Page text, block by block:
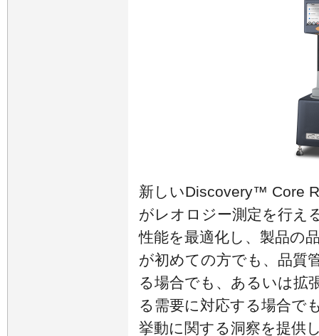
新しいDiscovery™ Core
がレオロジー測定を行え
性能を最適化し、製品の
が初めての方でも、品質
る場合でも、あるいは拡
る需要に対応する場合で
挙動に関する洞察を提供